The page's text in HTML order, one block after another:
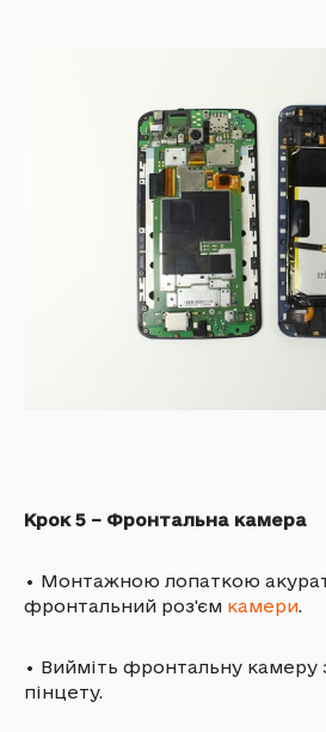
Крок 5 – Фронтальна камера
• Монтажною лопаткою
фронтальний роз'єм камери.
• Вийміть фронтальну камеру
пінцету.